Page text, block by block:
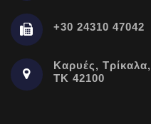
+30 24310 47042
Καρυές, Τρίκαλα,
ΤΚ 42100